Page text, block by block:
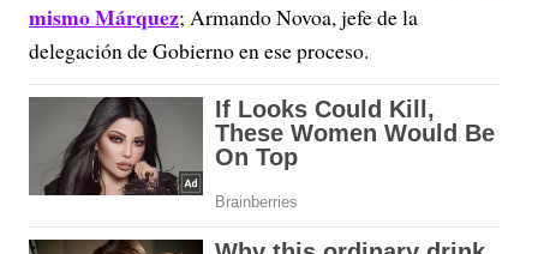
mismo Márquez; Armando Novoa, jefe de la
delegación de Gobierno en ese proceso.